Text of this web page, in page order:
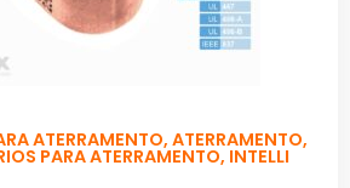
ATERRAMENTO, ATERRAMENTO,
PARA ATERRAMENTO, INTELLI